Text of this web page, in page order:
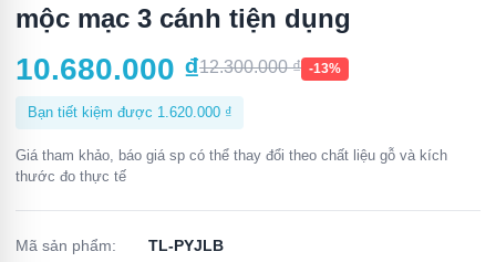
mộc mạc 3 cánh tiện dụng
10.680.000 ₫12.300.000₫ -13%
Bạn tiết kiệm được 1.620.000 ₫
Giá tham khảo, báo giá sp có thể thay đổi theo chất liệu gỗ và kích
thước đo thực tế
Mã sản phẩm:
TL-PYJLB